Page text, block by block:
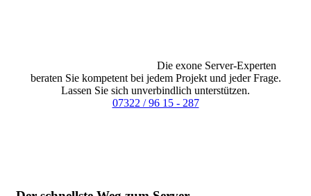
Die exone Server-Experten
beraten Sie kompetent bei jedem Projekt und jeder Frage.
Lassen Sie sich unverbindlich unterstützen.
07322 / 96 15 - 287